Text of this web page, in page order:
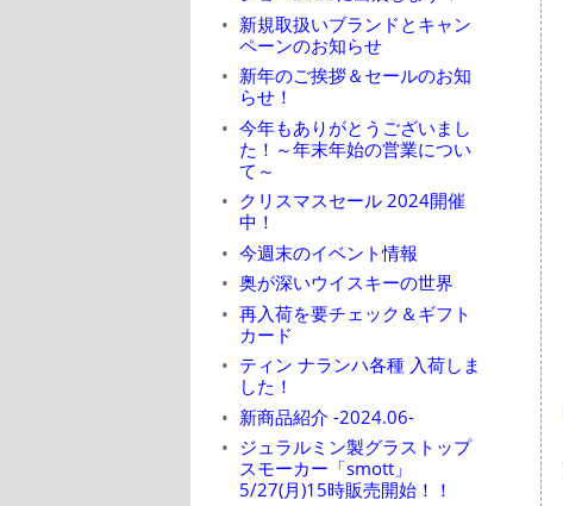
新規取扱いブランドとキャン
ペーンのお知らせ
新年のご挨拶＆セールのお知
らせ！
今年もありがとうございまし
た！～年末年始の営業につい
て～
クリスマスセール 2024開催
中！
今週末のイベント情報
奥が深いウイスキーの世界
再入荷を要チェック＆ギフト
カード
ティン ナランハ各種 入荷しま
した！
新商品紹介 -2024.06-
ジュラルミン製グラストップ
スモーカー「smott」
5/27(月)15時販売開始！！